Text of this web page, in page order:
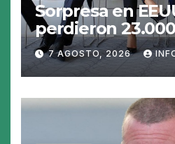
Sorpresa en
perdieron
julio y el
las perspectivas
tasas
7 AGOSTO, 2026